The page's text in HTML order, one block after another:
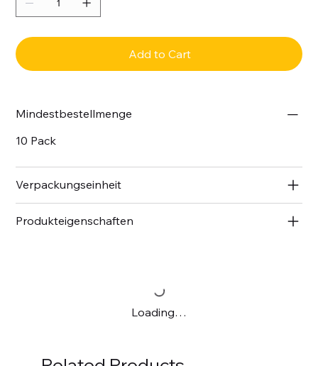
Add to Cart
Mindestbestellmenge
10 Pack
Verpackungseinheit
Produkteigenschaften
Loading…